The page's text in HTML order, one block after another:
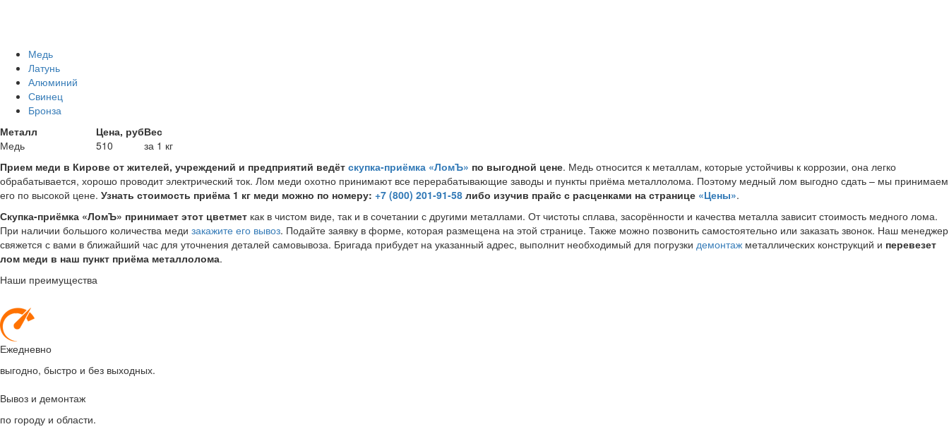
Медь
Латунь
Алюминий
Свинец
Бронза
Металл
Цена, рубВес
Медь
510
за 1 кг
Прием меди в Кирове от жителей, учреждений и предприятий ведёт скупка-приёмка «ЛомЪ» по выгодной цене. Медь относится к металлам, которые устойчивы к коррозии, она легко
обрабатывается, хорошо проводит электрический ток. Лом меди охотно принимают все перерабатывающие заводы и пункты приёма металлолома. Поэтому медный лом выгодно сдать – мы принимаем
его по высокой цене. Узнать стоимость приёма 1 кг меди можно по номеру: +7 (800) 201-91-58 либо изучив прайс с расценками на странице «Цены».
Скупка-приёмка «ЛомЪ» принимает этот цветмет как в чистом виде, так и в сочетании с другими металлами. От чистоты сплава, засорённости и качества металла зависит стоимость медного лома.
При наличии большого количества меди закажите его вывоз. Подайте заявку в форме, которая размещена на этой странице. Также можно позвонить самостоятельно или заказать звонок. Наш менеджер
свяжется с вами в ближайший час для уточнения деталей самовывоза. Бригада прибудет на указанный адрес, выполнит необходимый для погрузки демонтаж металлических конструкций и перевезет
лом меди в наш пункт приёма металлолома.
Наши преимущества
Ежедневно
выгодно, быстро и без выходных.
Вывоз и демонтаж
по городу и области.